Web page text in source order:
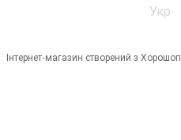
Укр
Інтернет-магазин створений з Хорошоп